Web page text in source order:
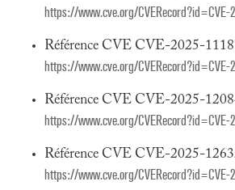
https://www.cve.org/
Référence CVE CVE-2025-
https://www.cve.org/
Référence CVE CVE-2025-
https://www.cve.org/
Référence CVE CVE-2025-
https://www.cve.org/